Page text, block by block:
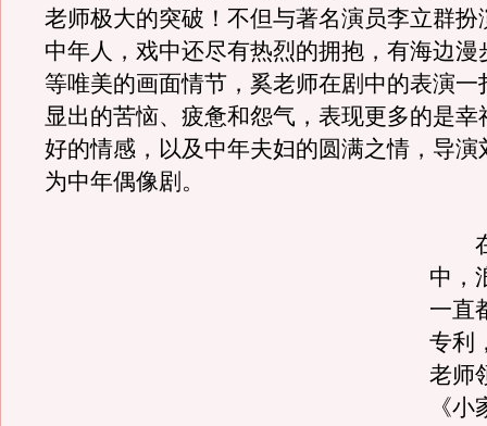
老师极大的突破！不但与著名演员李立群扮
中年人，戏中还尽有热烈的拥抱，有海边漫
等唯美的画面情节，奚老师在剧中的表演一
显出的苦恼、疲惫和怨气，表现更多的是幸
好的情感，以及中年夫妇的圆满之情，导演
为中年偶像剧。
在
中，
一直
专利
老师
《